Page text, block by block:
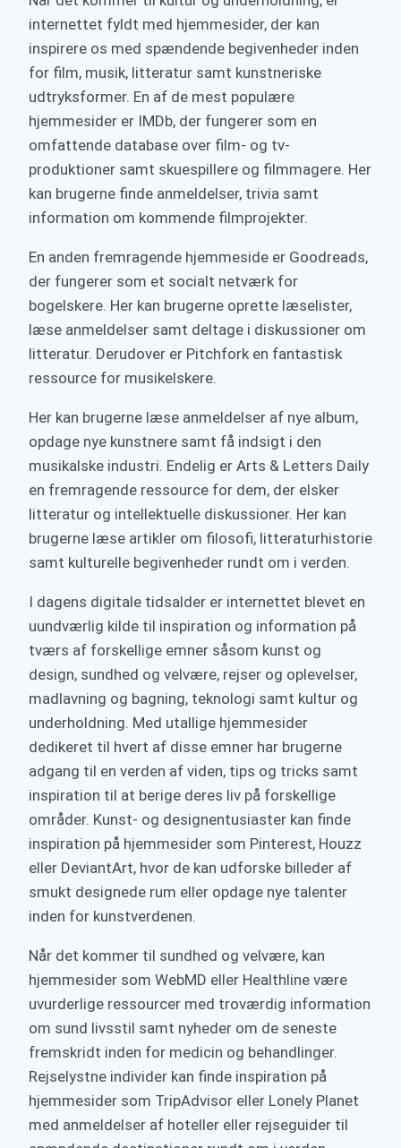
internettet fyldt med hjemmesider, der kan
inspirere os med spændende begivenheder inden
for film, musik, litteratur samt kunstneriske
udtryksformer. En af de mest populære
hjemmesider er IMDb, der fungerer som en
omfattende database over film- og tv-
produktioner samt skuespillere og filmmagere. Her
kan brugerne finde anmeldelser, trivia samt
information om kommende filmprojekter.
En anden fremragende hjemmeside er Goodreads,
der fungerer som et socialt netværk for
bogelskere. Her kan brugerne oprette læselister,
læse anmeldelser samt deltage i diskussioner om
litteratur. Derudover er Pitchfork en fantastisk
ressource for musikelskere.
Her kan brugerne læse anmeldelser af nye album,
opdage nye kunstnere samt få indsigt i den
musikalske industri. Endelig er Arts & Letters Daily
en fremragende ressource for dem, der elsker
litteratur og intellektuelle diskussioner. Her kan
brugerne læse artikler om filosofi, litteraturhistorie
samt kulturelle begivenheder rundt om i verden.
I dagens digitale tidsalder er internettet blevet en
uundværlig kilde til inspiration og information på
tværs af forskellige emner såsom kunst og
design, sundhed og velvære, rejser og oplevelser,
madlavning og bagning, teknologi samt kultur og
underholdning. Med utallige hjemmesider
dedikeret til hvert af disse emner har brugerne
adgang til en verden af viden, tips og tricks samt
inspiration til at berige deres liv på forskellige
områder. Kunst- og designentusiaster kan finde
inspiration på hjemmesider som Pinterest, Houzz
eller DeviantArt, hvor de kan udforske billeder af
smukt designede rum eller opdage nye talenter
inden for kunstverdenen.
Når det kommer til sundhed og velvære, kan
hjemmesider som WebMD eller Healthline være
uvurderlige ressourcer med troværdig information
om sund livsstil samt nyheder om de seneste
fremskridt inden for medicin og behandlinger.
Rejselystne individer kan finde inspiration på
hjemmesider som TripAdvisor eller Lonely Planet
med anmeldelser af hoteller eller rejseguider til